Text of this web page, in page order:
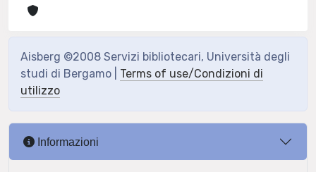
Aisberg ©2008 Servizi bibliotecari, Università degli
studi di Bergamo | Terms of use/Condizioni di
utilizzo
Informazioni